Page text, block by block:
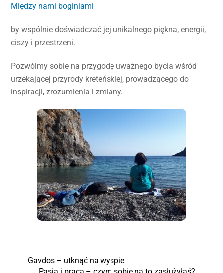
Między nami boginiami
by wspólnie doświadczać jej unikalnego piękna, energii,
ciszy i przestrzeni.
Pozwólmy sobie na przygodę uważnego bycia wśród
urzekającej przyrody kreteńskiej, prowadzącego do
inspiracji, zrozumienia i zmiany.
Gavdos – utknąć na wyspie
Pasja i praca – czym sobie na to zasłużyłaś?